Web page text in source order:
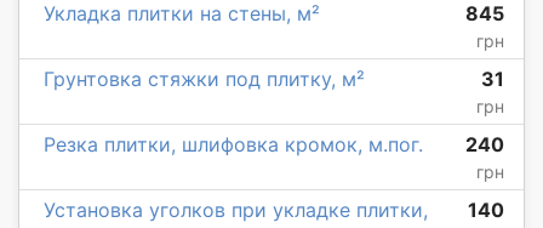
Укладка плитки на стены, м² 845
грн
Грунтовка стяжки под плитку, м² 31
грн
Резка плитки, шлифовка кромок, м.пог. 240
грн
Установка уголков при укладке плитки,
140